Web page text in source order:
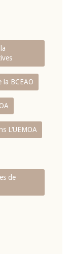
la BCEAO
L‘UEMOA
de